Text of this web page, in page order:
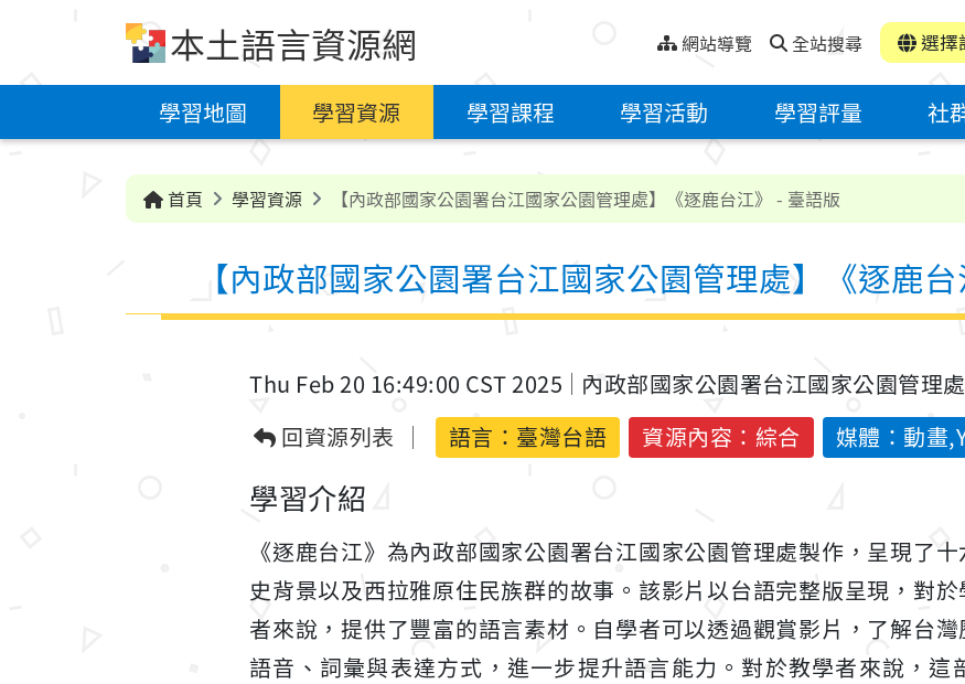
本土語言資源網 網站導覽 全站搜尋 選擇
學習地圖 學習資源 學習課程 學習活動 學習評量 社
首頁 學習資源 【內政部國家公園署台江國家公園管理處】《逐鹿台江》 - 臺語版
【內政部國家公園署台江國家公園管理處】《逐鹿
Thu Feb 20 16:49:00 CST 2025
內政部國家公園署台江國家公園管理處
回資源列表
語言： 臺灣台語 資源內容：綜合 媒體：動畫
學習介紹
《逐鹿台江》為內政部國家公園署台江國家公園管理處製作，呈現了
史背景以及西拉雅原住民族群的故事。該影片以台語完整版呈現，對
者來說，提供了豐富的語言素材。自學者可以透過觀賞影片，了解台
語音、詞彙與表達方式，進一步提升語言能力。對於教學者來說，這